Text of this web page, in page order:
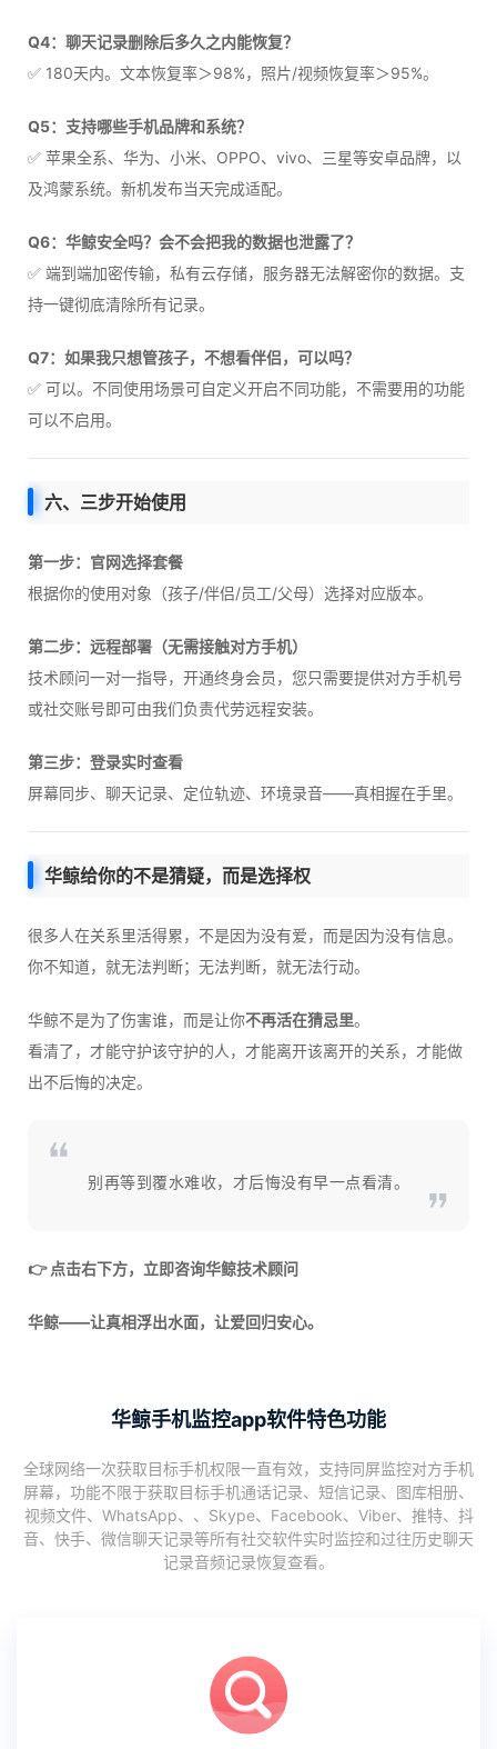
Q4：聊天记录删除后多久之内能恢复？
✅ 180天内。文本恢复率＞98%，照片/视频恢复率＞95%。
Q5：支持哪些手机品牌和系统？
✅ 苹果全系、华为、小米、OPPO、vivo、三星等安卓品牌，以
及鸿蒙系统。新机发布当天完成适配。
Q6：华鲸安全吗？会不会把我的数据也泄露了？
✅ 端到端加密传输，私有云存储，服务器无法解密你的数据。支
持一键彻底清除所有记录。
Q7：如果我只想管孩子，不想看伴侣，可以吗？
✅ 可以。不同使用场景可自定义开启不同功能，不需要用的功能
可以不启用。
六、三步开始使用
第一步：官网选择套餐
根据你的使用对象（孩子/伴侣/员工/父母）选择对应版本。
第二步：远程部署（无需接触对方手机）
技术顾问一对一指导，开通终身会员，您只需要提供对方手机号
或社交账号即可由我们负责代劳远程安装。
第三步：登录实时查看
屏幕同步、聊天记录、定位轨迹、环境录音——真相握在手里。
华鲸给你的不是猜疑，而是选择权
很多人在关系里活得累，不是因为没有爱，而是因为没有信息。
你不知道，就无法判断；无法判断，就无法行动。
华鲸不是为了伤害谁，而是让你不再活在猜忌里。
看清了，才能守护该守护的人，才能离开该离开的关系，才能做
出不后悔的决定。
别再等到覆水难收，才后悔没有早一点看清。
👉 点击右下方，立即咨询华鲸技术顾问
华鲸——让真相浮出水面，让爱回归安心。
华鲸手机监控app软件特色功能
全球网络一次获取目标手机权限一直有效，支持同屏监控对方手机
屏幕，功能不限于获取目标手机通话记录、短信记录、图库相册、
视频文件、WhatsApp、、Skype、Facebook、Viber、推特、抖
音、快手、微信聊天记录等所有社交软件实时监控和过往历史聊天
记录音频记录恢复查看。